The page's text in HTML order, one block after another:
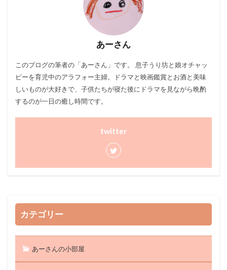
あーさん
このブログの筆者の「あーさん」です。 息子うり坊と娘オチャッ
ピーを育児中のアラフォー主婦。ドラマと映画鑑賞とお酒と美味
しいものが大好きで、子供たちが寝た後にドラマを見ながら晩酌
するのが一日の癒し時間です。
twitter
カテゴリー
あーさんの小部屋